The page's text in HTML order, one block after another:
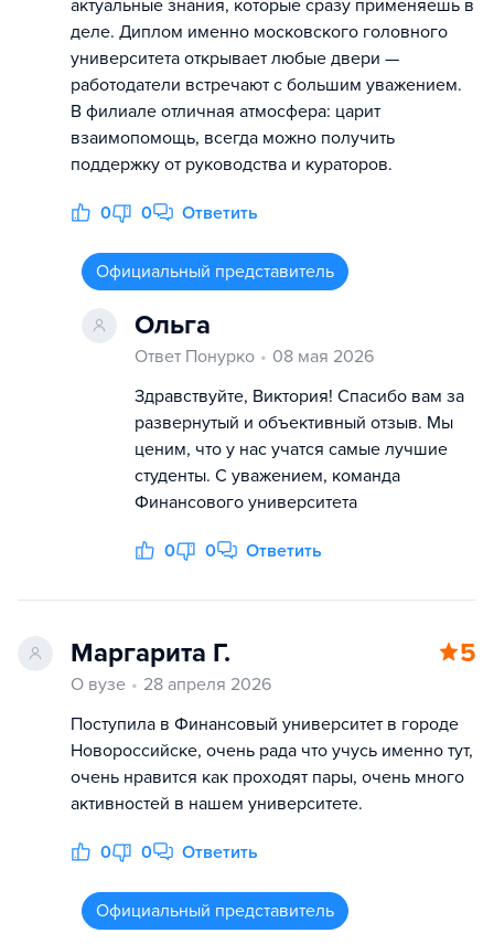
актуальные знания, которые сразу применяешь в
деле. Диплом именно московского головного
университета открывает любые двери —
работодатели встречают с большим уважением.
В филиале отличная атмосфера: царит
взаимопомощь, всегда можно получить
поддержку от руководства и кураторов.
0 0 Ответить
Официальный представитель
Ольга
Ответ Понурко
08 мая 2026
Здравствуйте, Виктория! Спасибо вам за
развернутый и объективный отзыв. Мы
ценим, что у нас учатся самые лучшие
студенты. С уважением, команда
Финансового университета
0 0 Ответить
Маргарита Г. 5
О вузе
28 апреля 2026
Поступила в Финансовый университет в городе
Новороссийске, очень рада что учусь именно тут,
очень нравится как проходят пары, очень много
активностей в нашем университете.
0 0 Ответить
Официальный представитель